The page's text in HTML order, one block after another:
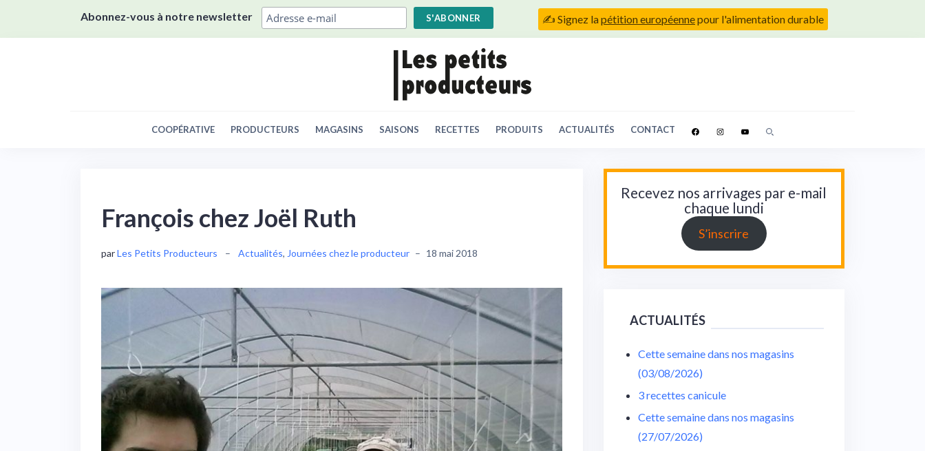
Abonnez-vous à notre newsletter ✍️ Signez lapétition européennepour l'alimentation durable
COOPÉRATIVE PRODUCTEURS MAGASINS SAISONS RECETTES PRODUITS ACTUALITÉS CONTACT
François chez Joël Ruth
parLes Petits Producteurs – Actualités, Journées chez le producteur – 18 mai 2018
Recevez nos arrivages par e-mail
chaque lundi
S’inscrire
ACTUALITÉS
Cette semaine dans nos magasins
(03/08/2026)
3 recettes canicule
Cette semaine dans nos magasins
(27/07/2026)